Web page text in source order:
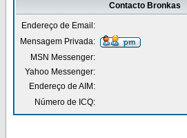
Contacto Bronkas
Endereço de Email:
Mensagem Privada:
MSN Messenger:
Yahoo Messenger:
Endereço de AIM:
Número de ICQ: